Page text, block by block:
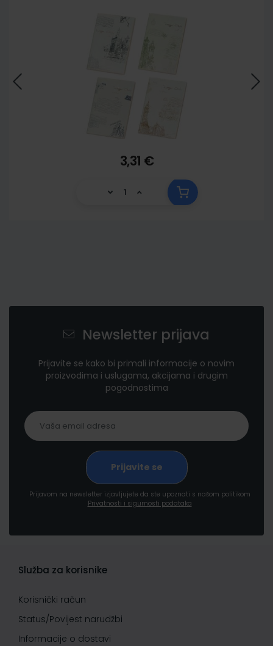
3,31 €
Newsletter prijava
Prijavite se kako bi primali informacije o novim
proizvodima i uslugama, akcijama i drugim
pogodnostima
Prijavom na newsletter izjavljujete da ste upoznati s našom politikom
Privatnosti i sigurnosti podataka
Služba za korisnike
Korisnički račun
Status/Povijest narudžbi
Informacije o dostavi